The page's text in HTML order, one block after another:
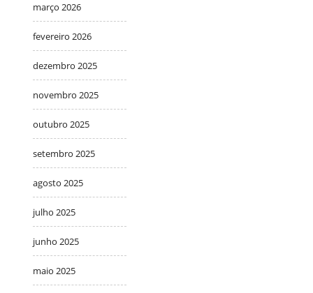
março 2026
fevereiro 2026
dezembro 2025
novembro 2025
outubro 2025
setembro 2025
agosto 2025
julho 2025
junho 2025
maio 2025